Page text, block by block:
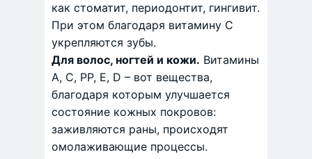
как стоматит, периодонтит, гингивит.
При этом благодаря витамину С
укрепляются зубы.
Для волос, ногтей и кожи. Витамины
А, С, РР, Е, D – вот вещества,
благодаря которым улучшается
состояние кожных покровов:
заживляются раны, происходят
омолаживающие процессы.